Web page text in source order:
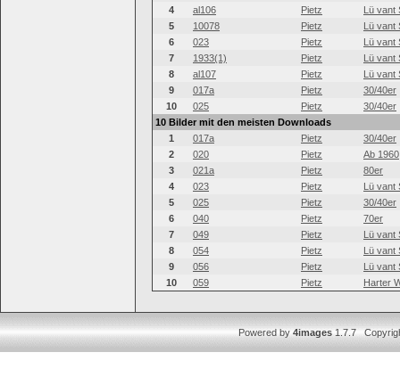
4
al106 Pietz
Lü vant
5
10078 Pietz
Lü vant
6
023 Pietz
Lü vant
7
1933(1) Pietz
Lü vant
8
al107 Pietz
Lü vant
9
017a Pietz
30/40er
10
025 Pietz
30/40er
10 Bilder mit den meisten Downloads
1
017a Pietz
30/40er
2
020 Pietz
Ab 1960
3
021a Pietz
80er
4
023 Pietz
Lü vant
5
025 Pietz
30/40er
6
040 Pietz
70er
7
049 Pietz
Lü vant
8
054 Pietz
Lü vant
9
056 Pietz
Lü vant
10
059 Pietz Harter
Powered by4images1.7.7